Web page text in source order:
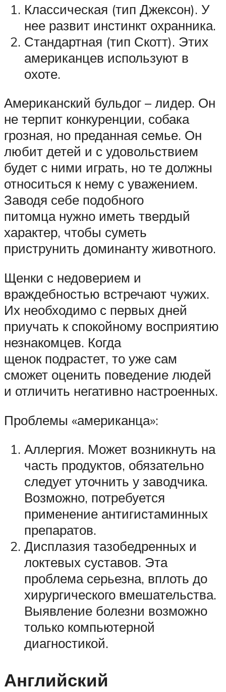
Классическая (тип Джексон). У
нее развит инстинкт охранника.
Стандартная (тип Скотт). Этих
американцев используют в
охоте.
Американский бульдог – лидер. Он
не терпит конкуренции, собака
грозная, но преданная семье. Он
любит детей и с удовольствием
будет с ними играть, но те должны
относиться к нему с уважением.
Заводя себе подобного
питомца нужно иметь твердый
характер, чтобы суметь
приструнить доминанту животного.
Щенки с недоверием и
враждебностью встречают чужих.
Их необходимо с первых дней
приучать к спокойному восприятию
незнакомцев. Когда
щенок подрастет, то уже сам
сможет оценить поведение людей
и отличить негативно настроенных.
Проблемы «американца»:
Аллергия. Может возникнуть на
часть продуктов, обязательно
следует уточнить у заводчика.
Возможно, потребуется
применение антигистаминных
препаратов.
Дисплазия тазобедренных и
локтевых суставов. Эта
проблема серьезна, вплоть до
хирургического вмешательства.
Выявление болезни возможно
только компьютерной
диагностикой.
Английский